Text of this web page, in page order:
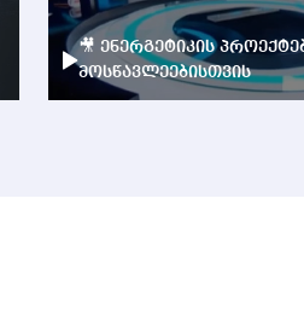
🎥 ენერგეტიკის
მოსწავლეებისთვის